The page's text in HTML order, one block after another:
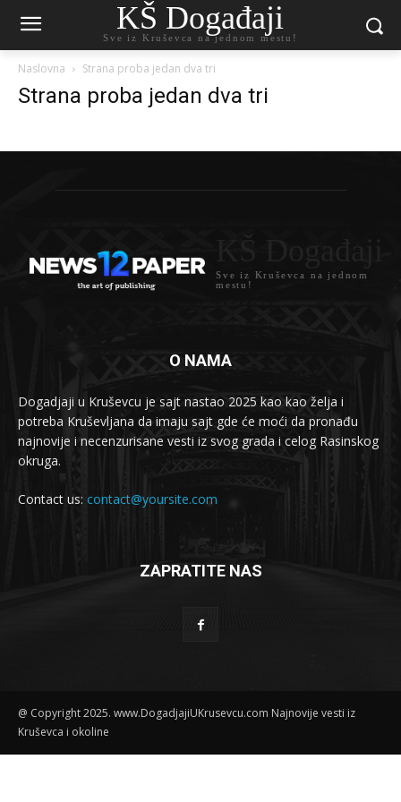
KŠ Događaji
Sve iz Kruševca na jednom mestu!
Naslovna Strana proba jedan dva tri
Strana proba jedan dva tri
Sve iz Kruševca na jednom
mestu!
O NAMA
Dogadjaji u Kruševcu je sajt nastao 2025 kao kao želja i
potreba Kruševljana da imaju sajt gde će moći da pronađu
najnovije i necenzurisane vesti iz svog grada i celog Rasinskog
okruga.
Contact us: contact@yoursite.com
ZAPRATITE NAS
@ Copyright 2025. www.DogadjajiUKrusevcu.com Najnovije vesti iz
Kruševca i okoline